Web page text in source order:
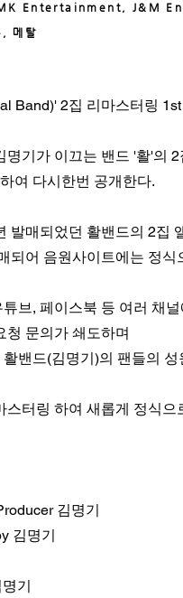
Entertainment, J&M
메탈
Band)' 2집 리마스터링
명기가 이끄는 밴드 '활'의
여 다시한번 공개한다.
발매되었던 활밴드의 2집
되어 음원사이트에는 정
브, 페이스북 등 여러 채
청 문의가 쇄도하며
밴드(김명기)의 팬들의 성
스터링 하여 새롭게 정식으
김명기
김명기
기